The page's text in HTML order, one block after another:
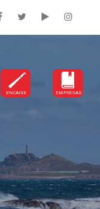
ENCAIXE EMPRESAS